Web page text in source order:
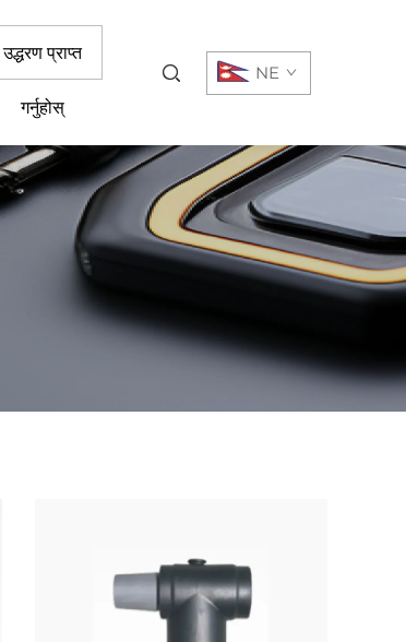
उद्धरण प्राप्त
गर्नुहोस्
NE